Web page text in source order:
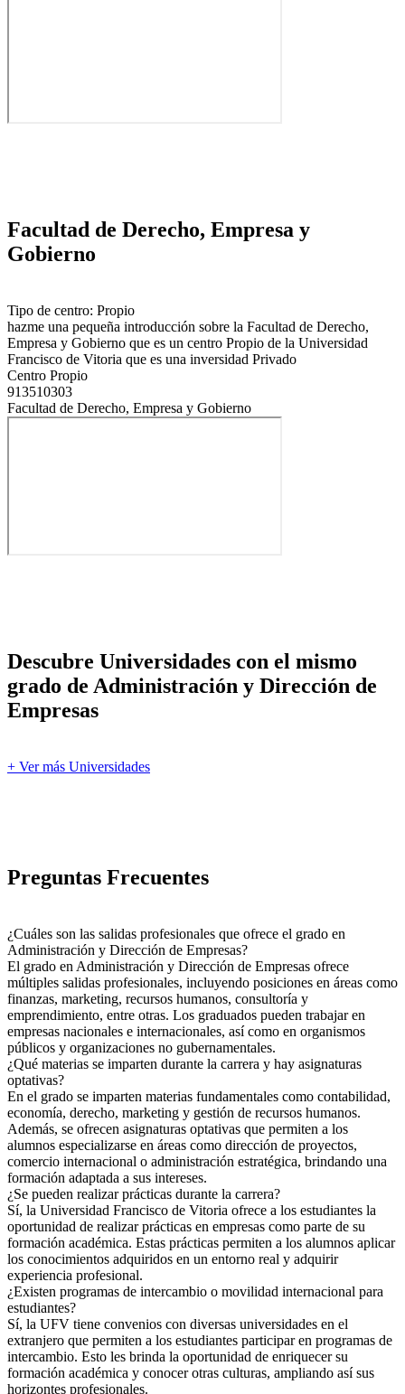
Facultad de Derecho, Empresa y
Gobierno
Tipo de centro: Propio
hazme una pequeña introducción sobre la Facultad de Derecho,
Empresa y Gobierno que es un centro Propio de la Universidad
Francisco de Vitoria que es una inversidad Privado
Centro Propio
913510303
Facultad de Derecho, Empresa y Gobierno
Descubre Universidades con el mismo
grado de Administración y Dirección de
Empresas
+ Ver más Universidades
Preguntas Frecuentes
¿Cuáles son las salidas profesionales que ofrece el grado en
Administración y Dirección de Empresas?
El grado en Administración y Dirección de Empresas ofrece
múltiples salidas profesionales, incluyendo posiciones en áreas como
finanzas, marketing, recursos humanos, consultoría y
emprendimiento, entre otras. Los graduados pueden trabajar en
empresas nacionales e internacionales, así como en organismos
públicos y organizaciones no gubernamentales.
¿Qué materias se imparten durante la carrera y hay asignaturas
optativas?
En el grado se imparten materias fundamentales como contabilidad,
economía, derecho, marketing y gestión de recursos humanos.
Además, se ofrecen asignaturas optativas que permiten a los
alumnos especializarse en áreas como dirección de proyectos,
comercio internacional o administración estratégica, brindando una
formación adaptada a sus intereses.
¿Se pueden realizar prácticas durante la carrera?
Sí, la Universidad Francisco de Vitoria ofrece a los estudiantes la
oportunidad de realizar prácticas en empresas como parte de su
formación académica. Estas prácticas permiten a los alumnos aplicar
los conocimientos adquiridos en un entorno real y adquirir
experiencia profesional.
¿Existen programas de intercambio o movilidad internacional para
estudiantes?
Sí, la UFV tiene convenios con diversas universidades en el
extranjero que permiten a los estudiantes participar en programas de
intercambio. Esto les brinda la oportunidad de enriquecer su
formación académica y conocer otras culturas, ampliando así sus
horizontes profesionales.